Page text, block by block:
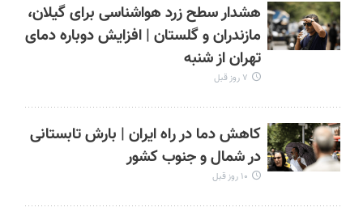
هشدار سطح زرد هواشناسی برای گیلان،
مازندران و گلستان | افزایش دوباره دمای
تهران از شنبه
۷ روز قبل
کاهش دما در راه ایران | بارش تابستانی
در شمال و جنوب کشور
۱۰ روز قبل